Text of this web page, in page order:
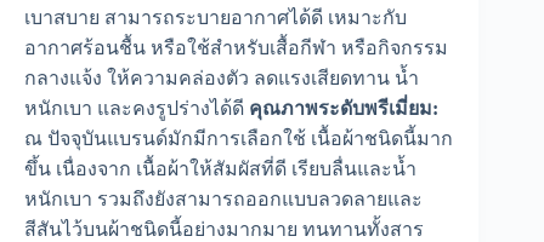
เบาสบาย สามารถระบายอากาศได้ดี เหมาะกับ
อากาศร้อนชื้น หรือใช้สำหรับเสื้อกีฬา หรือกิจกรรม
กลางแจ้ง ให้ความคล่องตัว ลดแรงเสียดทาน น้ำ
หนักเบา และคงรูปร่างได้ดี คุณภาพระดับพรีเมี่ยม:
ณ ปัจจุบันแบรนด์มักมีการเลือกใช้ เนื้อผ้าชนิดนี้มาก
ขึ้น เนื่องจาก เนื้อผ้าให้สัมผัสที่ดี เรียบลื่นและน้ำ
หนักเบา รวมถึงยังสามารถออกแบบลวดลายและ
สีสันไว้บนผ้าชนิดนี้อย่างมากมาย ทนทานทั้งสาร